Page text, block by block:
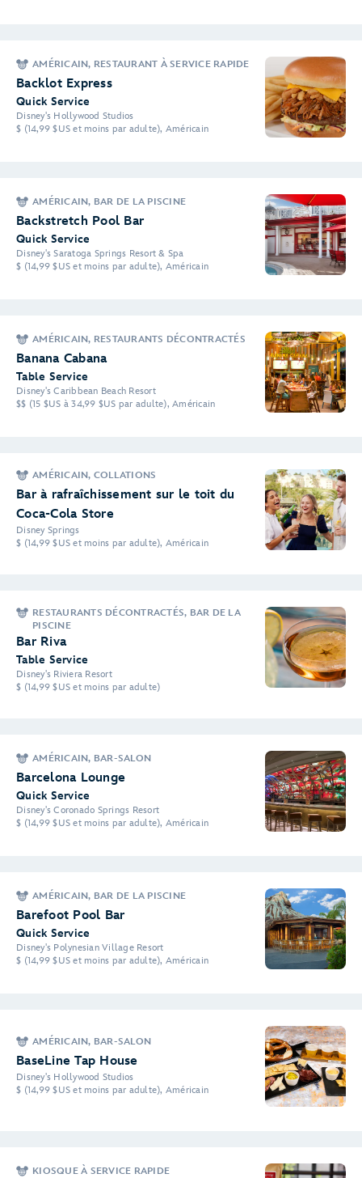
AMÉRICAIN, RESTAURANT À SERVICE RAPIDE
Backlot Express
Quick Service
Disney's Hollywood Studios
$ (14,99 $US et moins par adulte), Américain
AMÉRICAIN, BAR DE LA PISCINE
Backstretch Pool Bar
Quick Service
Disney's Saratoga Springs Resort & Spa
$ (14,99 $US et moins par adulte), Américain
AMÉRICAIN, RESTAURANTS DÉCONTRACTÉS
Banana Cabana
Table Service
Disney's Caribbean Beach Resort
$$ (15 $US à 34,99 $US par adulte), Américain
AMÉRICAIN, COLLATIONS
Bar à rafraîchissement sur le toit du
Coca-Cola Store
Disney Springs
$ (14,99 $US et moins par adulte), Américain
RESTAURANTS DÉCONTRACTÉS, BAR DE LA
PISCINE
Bar Riva
Table Service
Disney's Riviera Resort
$ (14,99 $US et moins par adulte)
AMÉRICAIN, BAR-SALON
Barcelona Lounge
Quick Service
Disney's Coronado Springs Resort
$ (14,99 $US et moins par adulte), Américain
AMÉRICAIN, BAR DE LA PISCINE
Barefoot Pool Bar
Quick Service
Disney's Polynesian Village Resort
$ (14,99 $US et moins par adulte), Américain
AMÉRICAIN, BAR-SALON
BaseLine Tap House
Disney's Hollywood Studios
$ (14,99 $US et moins par adulte), Américain
KIOSQUE À SERVICE RAPIDE